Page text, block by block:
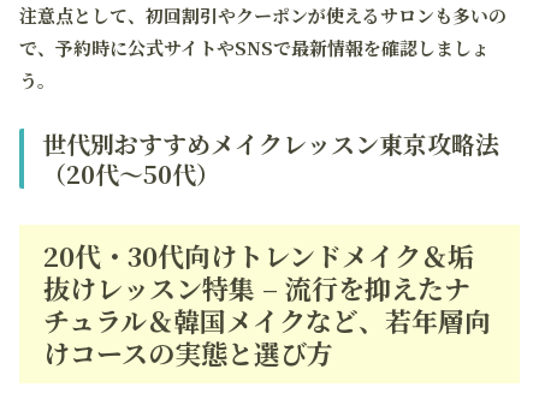
注意点として、初回割引やクーポンが使えるサロンも多いの
で、予約時に公式サイトやSNSで最新情報を確認しましょ
う。
世代別おすすめメイクレッスン東京攻略法
（20代～50代）
20代・30代向けトレンドメイク＆垢
抜けレッスン特集 – 流行を抑えたナ
チュラル＆韓国メイクなど、若年層向
けコースの実態と選び方